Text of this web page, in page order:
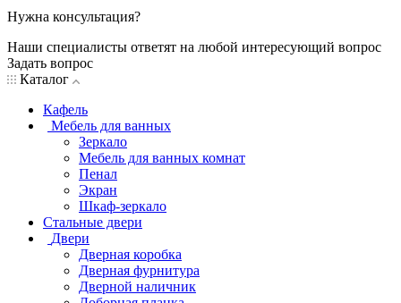
Нужна консультация?
Наши специалисты ответят на любой интересующий вопрос
Задать вопрос
Каталог
Кафель
Мебель для ванных
Зеркало
Мебель для ванных комнат
Пенал
Экран
Шкаф-зеркало
Стальные двери
Двери
Дверная коробка
Дверная фурнитура
Дверной наличник